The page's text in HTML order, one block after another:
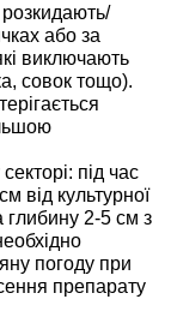
або за
виключають
совок тощо).
під час
від культурної
глибину 2-5 см з
погоду при
препарату
и